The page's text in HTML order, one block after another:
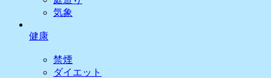
気象
健康
禁煙
ダイエット